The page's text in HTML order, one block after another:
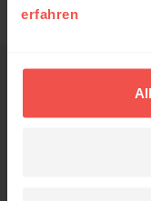
erfahren
Nutzungsrechte
Ihr